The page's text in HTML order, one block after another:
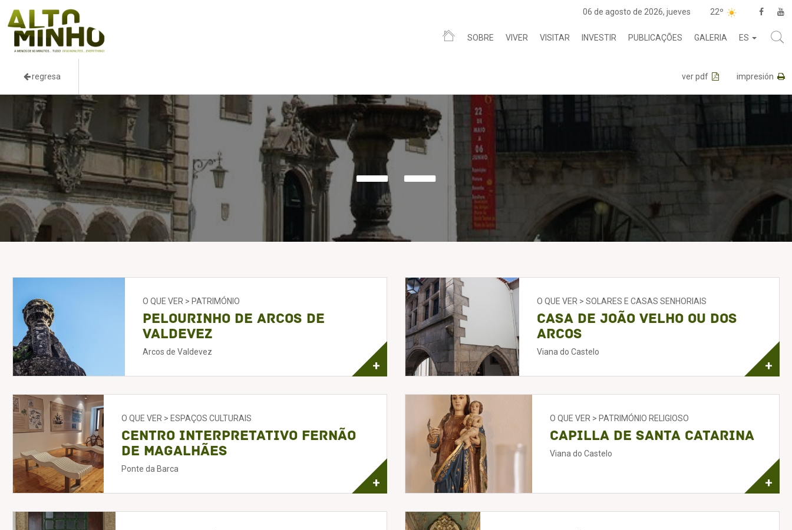
06 de agosto de 2026, jueves 22º
SOBRE VIVER VISITAR INVESTIR PUBLICAÇÕES GALERIA ES
regresa ver pdf impresión
O QUE VER > PATRIMÓNIO
Pelourinho de Arcos de
Valdevez
Arcos de Valdevez
+
O QUE VER > SOLARES E CASAS SENHORIAIS
Casa de João Velho ou dos
Arcos
Viana do Castelo
+
O QUE VER > ESPAÇOS CULTURAIS
Centro Interpretativo Fernão
de Magalhães
Ponte da Barca
+
O QUE VER > PATRIMÓNIO RELIGIOSO
Capilla de Santa Catarina
Viana do Castelo
+